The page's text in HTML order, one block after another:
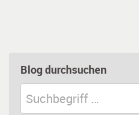
Blog durchsuchen